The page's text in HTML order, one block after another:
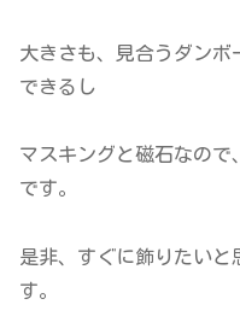
大きさも、見合うダン
できるし
マスキングと磁石なの
です。
是非、すぐに飾りたいと
す。